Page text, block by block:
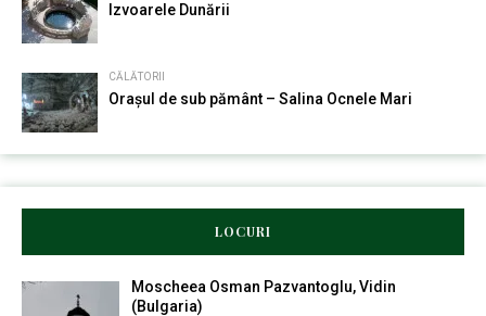
Izvoarele Dunării
CĂLĂTORII
Orașul de sub pământ – Salina Ocnele Mari
LOCURI
Moscheea Osman Pazvantoglu, Vidin
(Bulgaria)